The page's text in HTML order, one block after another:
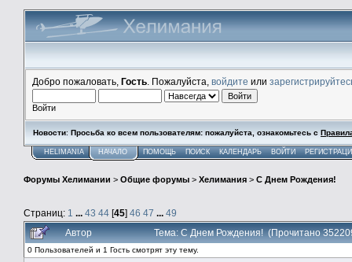
Добро пожаловать, Гость . Пожалуйста, войдите или
Войти
Новости: Просьба ко всем пользователям: пожалуйста, ознакомьтесь с
HELIMANIA НАЧАЛО ПОМОЩЬ ПОИСК КАЛЕНДАРЬ ВОЙТИ
Форумы Хелимании > Общие форумы > Хелимания > С Днем Рождения!
Страниц: 1 ... 43 44 [45] 46 47 ... 49
Автор
Тема: С Днем Рождения! (Прочитано
0 Пользователей и 1 Гость смотрят эту тему.